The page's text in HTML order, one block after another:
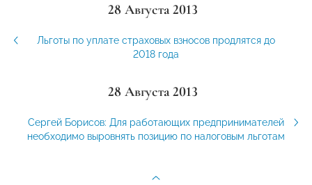
28 Августа 2013
Льготы по уплате страховых взносов продлятся до
2018 года
28 Августа 2013
Сергей Борисов: Для работающих предпринимателей
необходимо выровнять позицию по налоговым льготам